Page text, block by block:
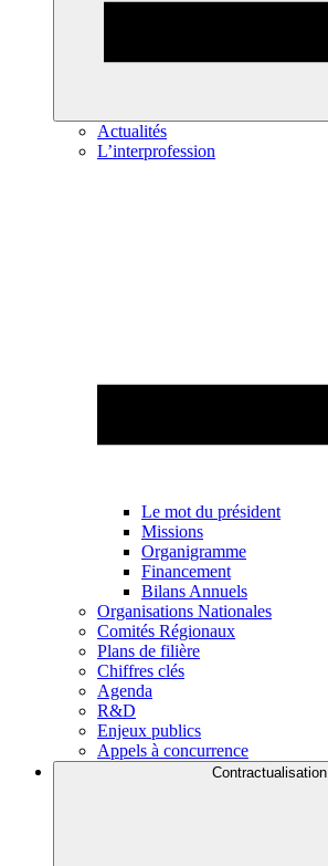
Actualités
L’interprofession
Le mot du président
Missions
Organigramme
Financement
Bilans Annuels
Organisations Nationales
Comités Régionaux
Plans de filière
Chiffres clés
Agenda
R&D
Enjeux publics
Appels à concurrence
Contractualisation